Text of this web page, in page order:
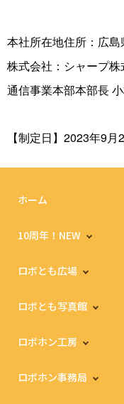
本社所在地住所：広
株式会社：シャープ株
通信事業本部本部長
【制定日】2023年9月
ホーム
10周年！NEW
ロボとも広場
ロボとも写真館
ロボホン工房
ロボホン事務局